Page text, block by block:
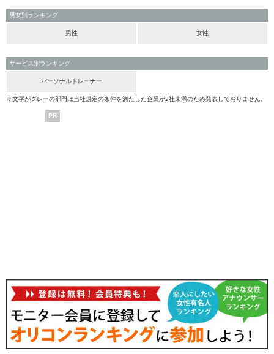
男女別ランキング
男性 女性
サービス別ランキング
パーソナルトレーナー
※文字がグレーの部門は当社規定の条件を満たした企業が2社未満のため発表しておりません。
PR